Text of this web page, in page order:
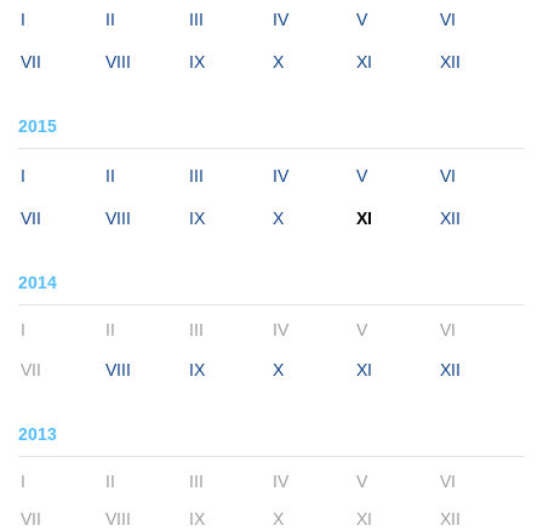
I II III IV V VI
VII VIII IX X XI XII
2015
I II III IV V VI
VII VIII IX X XI XII
2014
I II III IV V VI
VII VIII IX X XI XII
2013
I II III IV V
VI
VII
VIII IX X XI XII